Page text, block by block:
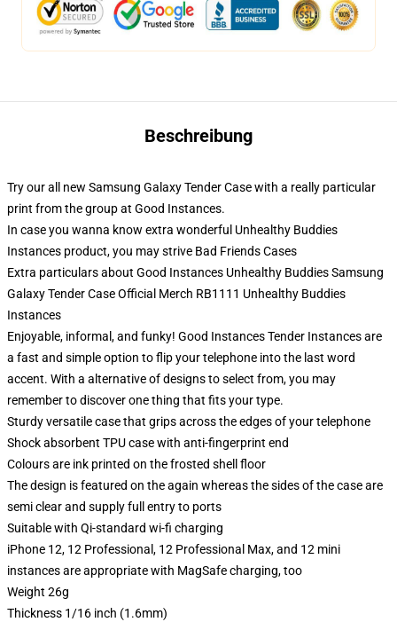
Beschreibung
Try our all new Samsung Galaxy Tender Case with a really particular
print from the group at Good Instances.
In case you wanna know extra wonderful Unhealthy Buddies
Instances product, you may strive Bad Friends Cases
Extra particulars about Good Instances Unhealthy Buddies Samsung
Galaxy Tender Case Official Merch RB1111 Unhealthy Buddies
Instances
Enjoyable, informal, and funky! Good Instances Tender Instances are
a fast and simple option to flip your telephone into the last word
accent. With a alternative of designs to select from, you may
remember to discover one thing that fits your type.
Sturdy versatile case that grips across the edges of your telephone
Shock absorbent TPU case with anti-fingerprint end
Colours are ink printed on the frosted shell floor
The design is featured on the again whereas the sides of the case are
semi clear and supply full entry to ports
Suitable with Qi-standard wi-fi charging
iPhone 12, 12 Professional, 12 Professional Max, and 12 mini
instances are appropriate with MagSafe charging, too
Weight 26g
Thickness 1/16 inch (1.6mm)